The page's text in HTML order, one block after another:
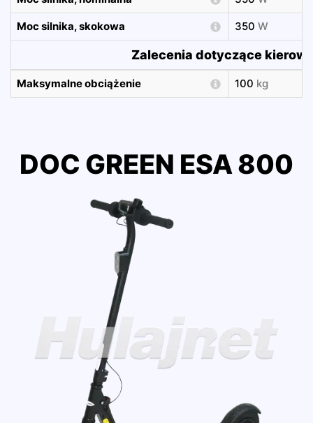
Moc silnika, skokowa 350 W
Zalecenia dotyczące
Maksymalne obciążenie 100 kg
DOC GREEN ESA 800